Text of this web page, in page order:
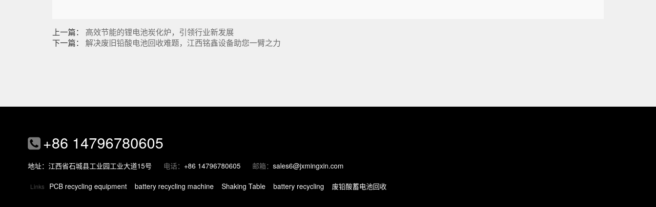
上一篇： 高效节能的锂电池炭化炉，引领行业新发展
下一篇： 解决废旧铅酸电池回收难题，江西铭鑫设备助您一臂之力
+86 14796780605
地址：江西省石城县工业园工业大道15号 电话： +86 14796780605 邮箱： sales6@jxmingxin.com
Links PCB recycling equipment battery recycling machine Shaking Table battery recycling 废铅酸蓄电池回收